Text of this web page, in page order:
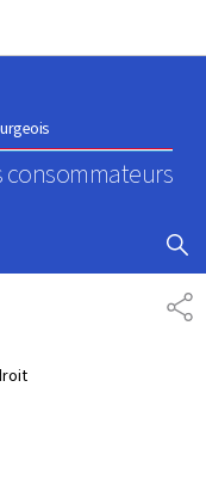
consommateurs